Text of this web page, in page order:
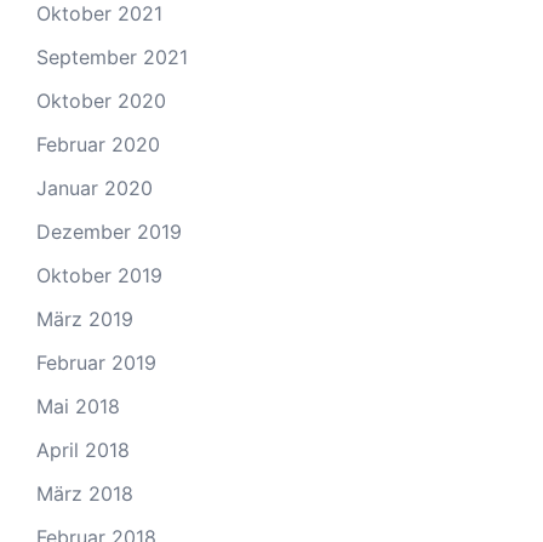
Oktober 2021
September 2021
Oktober 2020
Februar 2020
Januar 2020
Dezember 2019
Oktober 2019
März 2019
Februar 2019
Mai 2018
April 2018
März 2018
Februar 2018